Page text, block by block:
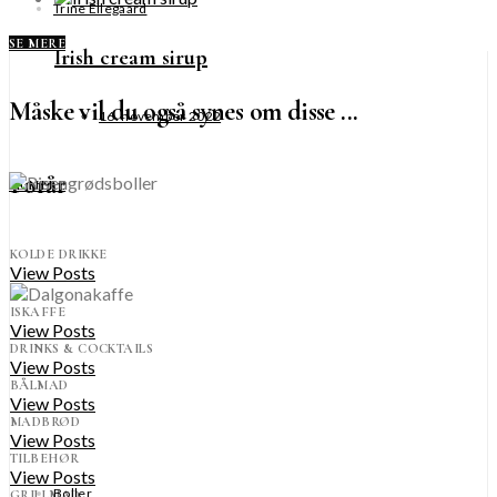
Irish cream sirup
16. november 2022
Forår
KOLDE DRIKKE
View Posts
ISKAFFE
View Posts
DRINKS & COCKTAILS
View Posts
BÅLMAD
View Posts
MADBRØD
View Posts
TILBEHØR
View Posts
Trine Ellegaard
SE MERE
Måske vil du også synes om disse ...
SE MERE
Boller